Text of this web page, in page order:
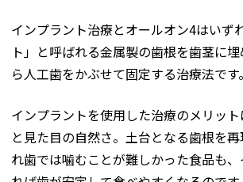
インプラント治療とオールオン4はいず
ト」と呼ばれる金属製の歯根を歯茎に
ら人工歯をかぶせて固定する治療法です。
インプラントを使用した治療のメリッ
と見た目の自然さ。土台となる歯根を
れ歯では噛むことが難しかった食品も